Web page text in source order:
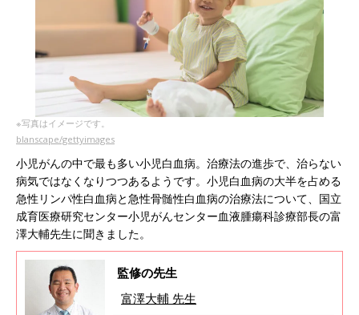
※写真はイメージです。
blanscape/gettyimages
小児がんの中で最も多い小児白血病。治療法の進歩で、治らない
病気ではなくなりつつあるようです。小児白血病の大半を占める
急性リンパ性白血病と急性骨髄性白血病の治療法について、国立
成育医療研究センター小児がんセンター血液腫瘍科診療部長の富
澤大輔先生に聞きました。
監修の先生
富澤大輔 先生